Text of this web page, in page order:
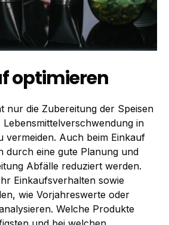
optimieren
nur die Zubereitung der Speisen
Lebensmittelverschwendung in
vermeiden. Auch beim Einkauf
durch eine gute Planung und
Abfälle reduziert werden.
Einkaufsverhalten sowie
wie Vorjahreswerte oder
Welche Produkte